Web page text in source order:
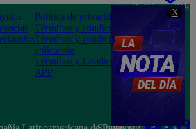
X
Política de privacidad
Términos y condiciones
Términos y condiciones
aplicación
Términos y Condiciones
APP
Teléfono: 219
Av. San
Felipe 968
Jesús María